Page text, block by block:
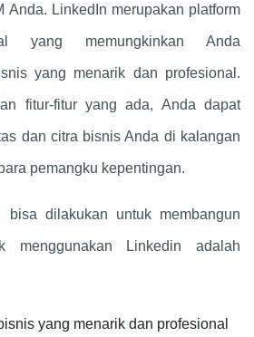
Anda. LinkedIn merupakan platform
yang memungkinkan Anda
yang menarik dan profesional.
fitur-fitur yang ada, Anda dapat
dan citra bisnis Anda di kalangan
pemangku kepentingan.
bisa dilakukan untuk membangun
menggunakan Linkedin adalah
yang menarik dan profesional